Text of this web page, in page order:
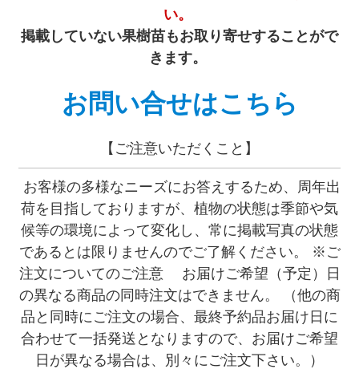
い。
掲載していない果樹苗もお取り寄せすることがで
きます。
お問い合せはこちら
【ご注意いただくこと】
お客様の多様なニーズにお答えするため、周年出
荷を目指しておりますが、植物の状態は季節や気
候等の環境によって変化し、常に掲載写真の状態
であるとは限りませんのでご了解ください。 ※ご
注文についてのご注意 お届けご希望（予定）日
の異なる商品の同時注文はできません。 （他の商
品と同時にご注文の場合、最終予約品お届け日に
合わせて一括発送となりますので、お届けご希望
日が異なる場合は、別々にご注文下さい。）